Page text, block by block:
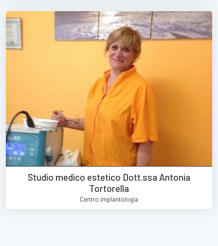
Studio medico estetico Dott.ssa Antonia
Tortorella
Centro implantologia